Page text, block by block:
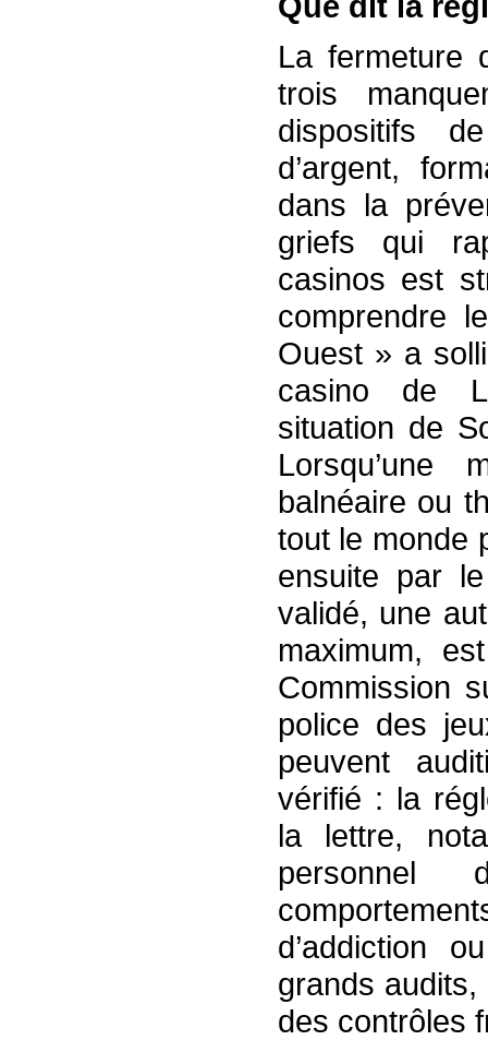
La fermeture
trois
dispositifs
d’argent,
dans la
griefs qui
casinos est
comprendre
Ouest » a
casino de
situation de
balnéaire ou
tout le monde
ensuite par
validé, une
maximum,
Commission
police des
peuvent
vérifié : la
la lettre,
personnel
d’addiction
grands
des contrôles